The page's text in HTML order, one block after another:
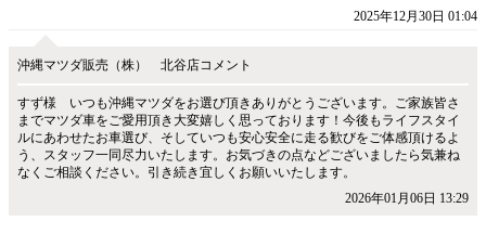
2025年12月30日 01:04
沖縄マツダ販売（株） 北谷店コメント
すず様 いつも沖縄マツダをお選び頂きありがとうございます。ご家族皆さ
までマツダ車をご愛用頂き大変嬉しく思っております！今後もライフスタイ
ルにあわせたお車選び、そしていつも安心安全に走る歓びをご体感頂けるよ
う、スタッフ一同尽力いたします。お気づきの点などございましたら気兼ね
なくご相談ください。引き続き宜しくお願いいたします。
2026年01月06日 13:29